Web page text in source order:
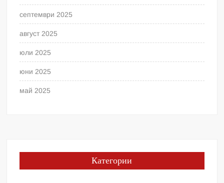
септември 2025
август 2025
юли 2025
юни 2025
май 2025
Категории